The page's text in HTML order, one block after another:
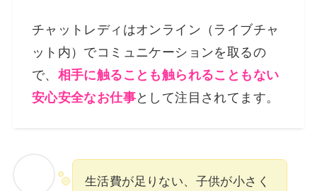
チャットレディはオンライン（ライブチャ
ット内）でコミュニケーションを取るの
で、 相手に触ることも触られることもない
安心安全なお仕事として注目されてます。
生活費が足りない、子供が小さく